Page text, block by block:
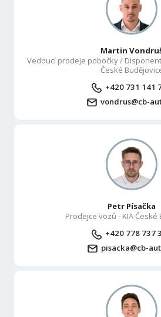
Martin
Vedoucí prodeje pobočky /
České
+420 731 141
vondrus@cb-
Petr Písačka
Prodejce vozů - KIA České
+420 778 737
pisacka@cb-